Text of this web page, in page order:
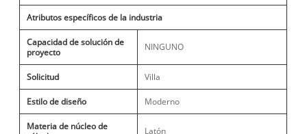
Atributos específicos de la industria
Capacidad de solución de
proyecto
NINGUNO
Solicitud Villa
Estilo de diseño Moderno
Materia de núcleo de
Latón